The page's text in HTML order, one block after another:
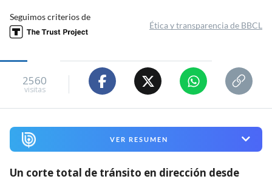
Seguimos criterios de
Ética y transparencia de BBCL
2560
visitas
VER RESUMEN
Un corte total de tránsito en dirección desde